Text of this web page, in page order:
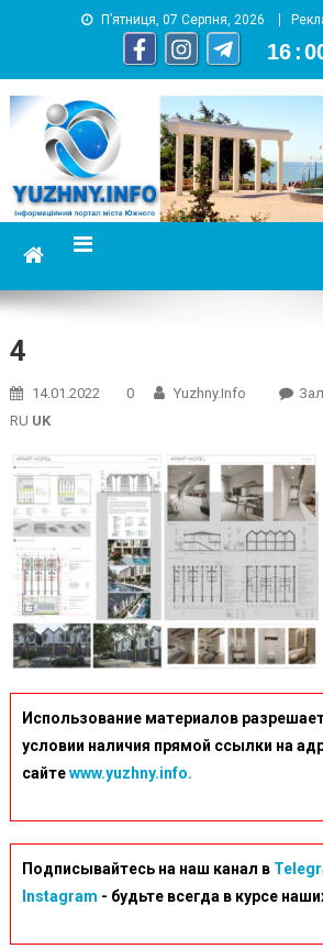
П’ятниця, 07 Серпня, 2026
16 :
информационный портал
4
14.01.2022 0 Yuzhny.info
RU UK
Использование материалов
условии наличия прямой ссылки на
сайтеwww.yuzhny.info.
Подписывайтесь на наш канал в
Instagram - будьте всегда в курсе